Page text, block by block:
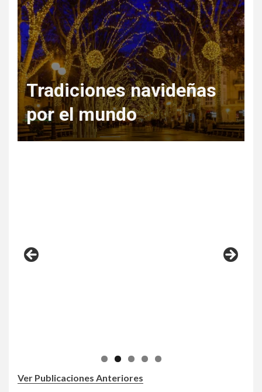
Tradiciones navideñas
por el mundo
Ver Publicaciones Anteriores